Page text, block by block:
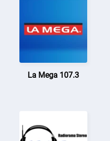
La Mega 107.3